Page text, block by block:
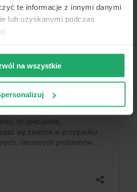
te informacje z innymi danymi
lub uzyskanymi podczas
na wszystkie